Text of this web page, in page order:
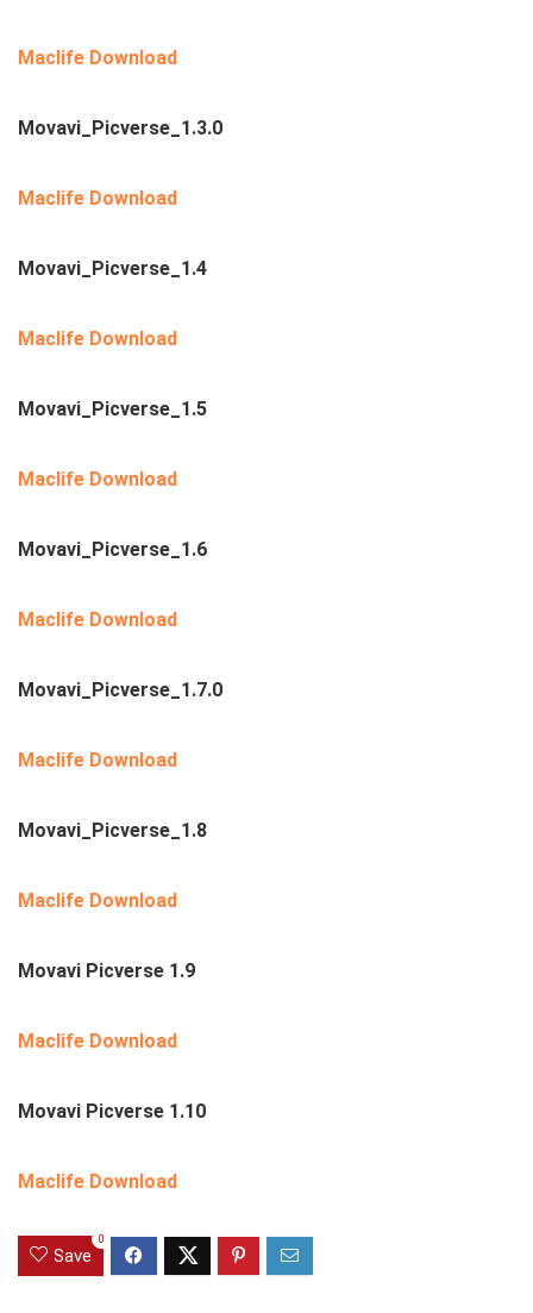
Maclife Download
Movavi_Picverse_1.3.0
Maclife Download
Movavi_Picverse_1.4
Maclife Download
Movavi_Picverse_1.5
Maclife Download
Movavi_Picverse_1.6
Maclife Download
Movavi_Picverse_1.7.0
Maclife Download
Movavi_Picverse_1.8
Maclife Download
Movavi Picverse 1.9
Maclife Download
Movavi Picverse 1.10
Maclife Download
Save
0